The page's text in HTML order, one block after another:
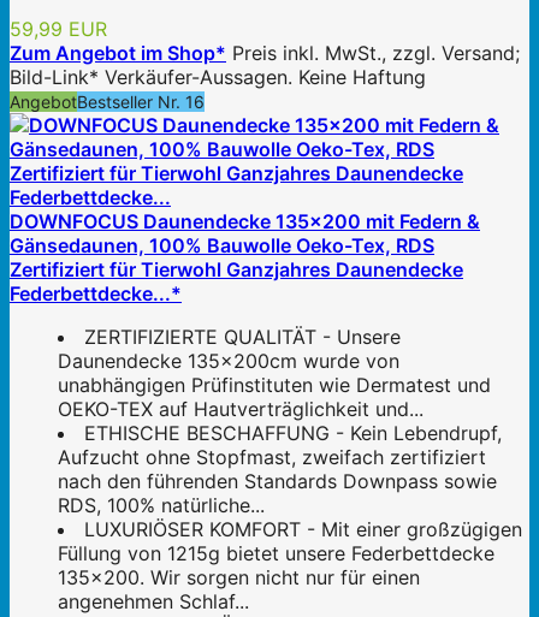
59,99 EUR
Zum Angebot im Shop* Preis inkl. MwSt., zzgl. Versand;
Bild-Link* Verkäufer-Aussagen. Keine Haftung
AngebotBestseller Nr. 16
DOWNFOCUS Daunendecke 135x200 mit Federn &
Gänsedaunen, 100% Bauwolle Oeko-Tex, RDS
Zertifiziert für Tierwohl Ganzjahres Daunendecke
Federbettdecke...*
ZERTIFIZIERTE QUALITÄT - Unsere
Daunendecke 135x200cm wurde von
unabhängigen Prüfinstituten wie Dermatest und
OEKO-TEX auf Hautverträglichkeit und...
ETHISCHE BESCHAFFUNG - Kein Lebendrupf,
Aufzucht ohne Stopfmast, zweifach zertifiziert
nach den führenden Standards Downpass sowie
RDS, 100% natürliche...
LUXURIÖSER KOMFORT - Mit einer großzügigen
Füllung von 1215g bietet unsere Federbettdecke
135x200. Wir sorgen nicht nur für einen
angenehmen Schlaf...